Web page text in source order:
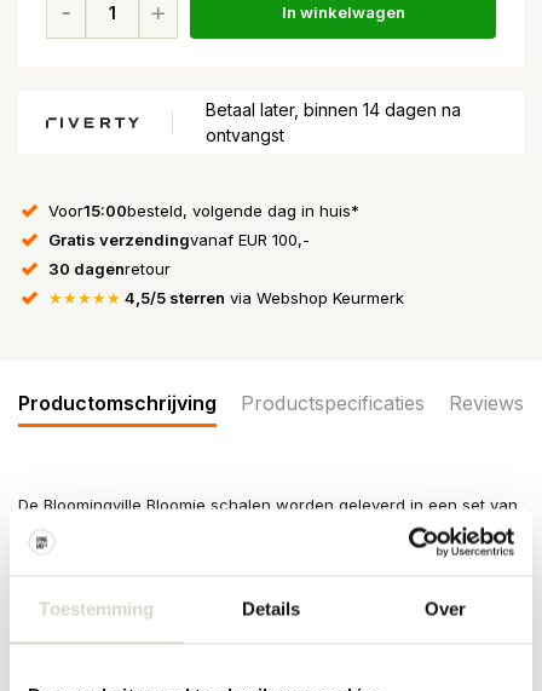
Toestemming Details Over
In winkelwagen
Betaal later, binnen 14 dagen na
ontvangst
Voor15:00besteld, volgende dag in huis*
Gratis verzendingvanaf EUR 100,-
30 dagenretour
★★★★★ 4,5/5 sterren via Webshop Keurmerk
Productomschrijving Productspecificaties Reviews
De Bloomingville Bloomie schalen worden geleverd in een set van
4 stuks. Elke kom is versierd met een subtiel motief van
bloementakjes en kleine vogeltjes. Afmeting Ø12x4,5cm
Inhoud: 250ml
Materiaal : aardewerk
Overige: Door het gebruikte materiaal kunnen er per item